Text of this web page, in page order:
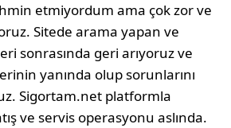
etmiyordum ama çok zor ve
Sitede arama ya­pan ve
sonrasında geri arıyoruz ve
yanında olup sorunlarını
Sigor­tam.net platformla
ve servis operasyonu aslında.